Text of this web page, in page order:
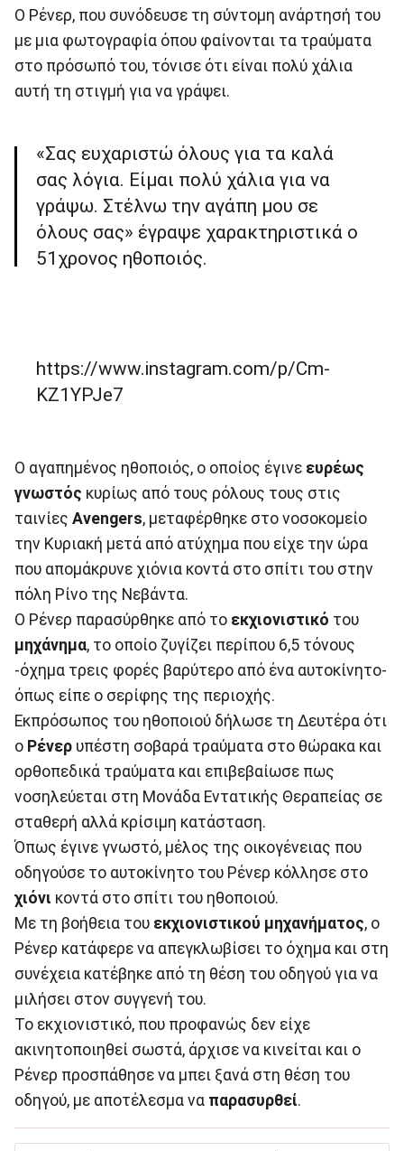
Ο Ρένερ, που συνόδευσε τη σύντομη ανάρτησή του
με μια φωτογραφία όπου φαίνονται τα τραύματα
στο πρόσωπό του, τόνισε ότι είναι πολύ χάλια
αυτή τη στιγμή για να γράψει.
«Σας ευχαριστώ όλους για τα καλά
σας λόγια. Είμαι πολύ χάλια για να
γράψω. Στέλνω την αγάπη μου σε
όλους σας» έγραψε χαρακτηριστικά ο
51χρονος ηθοποιός.
https://www.instagram.com/p/Cm-
KZ1YPJe7
Ο αγαπημένος ηθοποιός, ο οποίος έγινε ευρέως
γνωστός κυρίως από τους ρόλους τους στις
ταινίες Avengers, μεταφέρθηκε στο νοσοκομείο
την Κυριακή μετά από ατύχημα που είχε την ώρα
που απομάκρυνε χιόνια κοντά στο σπίτι του στην
πόλη Ρίνο της Νεβάντα.
Ο Ρένερ παρασύρθηκε από το εκχιονιστικό του
μηχάνημα, το οποίο ζυγίζει περίπου 6,5 τόνους
-όχημα τρεις φορές βαρύτερο από ένα αυτοκίνητο-
όπως είπε ο σερίφης της περιοχής.
Εκπρόσωπος του ηθοποιού δήλωσε τη Δευτέρα ότι
ο Ρένερ υπέστη σοβαρά τραύματα στο θώρακα και
ορθοπεδικά τραύματα και επιβεβαίωσε πως
νοσηλεύεται στη Μονάδα Εντατικής Θεραπείας σε
σταθερή αλλά κρίσιμη κατάσταση.
Όπως έγινε γνωστό, μέλος της οικογένειας που
οδηγούσε το αυτοκίνητο του Ρένερ κόλλησε στο
χιόνι κοντά στο σπίτι του ηθοποιού.
Με τη βοήθεια του εκχιονιστικού μηχανήματος, ο
Ρένερ κατάφερε να απεγκλωβίσει το όχημα και στη
συνέχεια κατέβηκε από τη θέση του οδηγού για να
μιλήσει στον συγγενή του.
Το εκχιονιστικό, που προφανώς δεν είχε
ακινητοποιηθεί σωστά, άρχισε να κινείται και ο
Ρένερ προσπάθησε να μπει ξανά στη θέση του
οδηγού, με αποτέλεσμα να παρασυρθεί.